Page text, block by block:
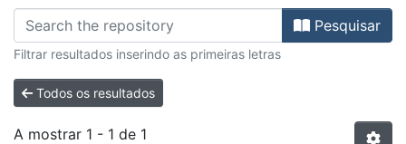
Percorrer FE - Artigos de Pesquisar
Filtrar resultados inserindo as primeiras letras
Todos os resultados
A mostrar 1 - 1 de 1